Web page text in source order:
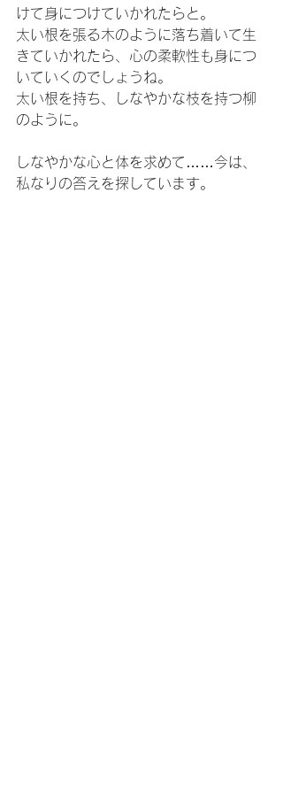
けて身につけていかれたらと。
太い根を張る木のように落ち着いて生
きていかれたら、心の柔軟性も身につ
いていくのでしょうね。
太い根を持ち、しなやかな枝を持つ柳
のように。
しなやかな心と体を求めて……今は、
私なりの答えを探しています。